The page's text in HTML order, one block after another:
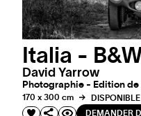
Italia -
David Yarrow
Photographie - Edition de
170 x 300 cm
DISPONIBLE
DEMANDER